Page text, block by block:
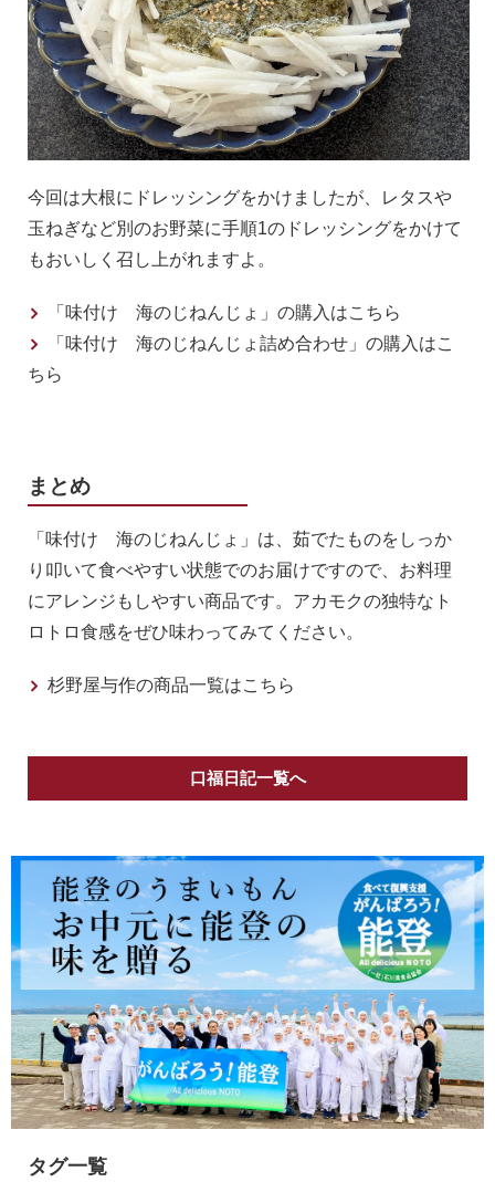
今回は大根にドレッシングをかけましたが、レタスや
玉ねぎなど別のお野菜に手順1のドレッシングをかけて
もおいしく召し上がれますよ。
「味付け 海のじねんじょ」の購入はこちら
「味付け 海のじねんじょ詰め合わせ」の購入はこ
ちら
まとめ
「味付け 海のじねんじょ」は、茹でたものをしっか
り叩いて食べやすい状態でのお届けですので、お料理
にアレンジもしやすい商品です。アカモクの独特なト
ロトロ食感をぜひ味わってみてください。
杉野屋与作の商品一覧はこちら
口福日記一覧へ
タグ一覧